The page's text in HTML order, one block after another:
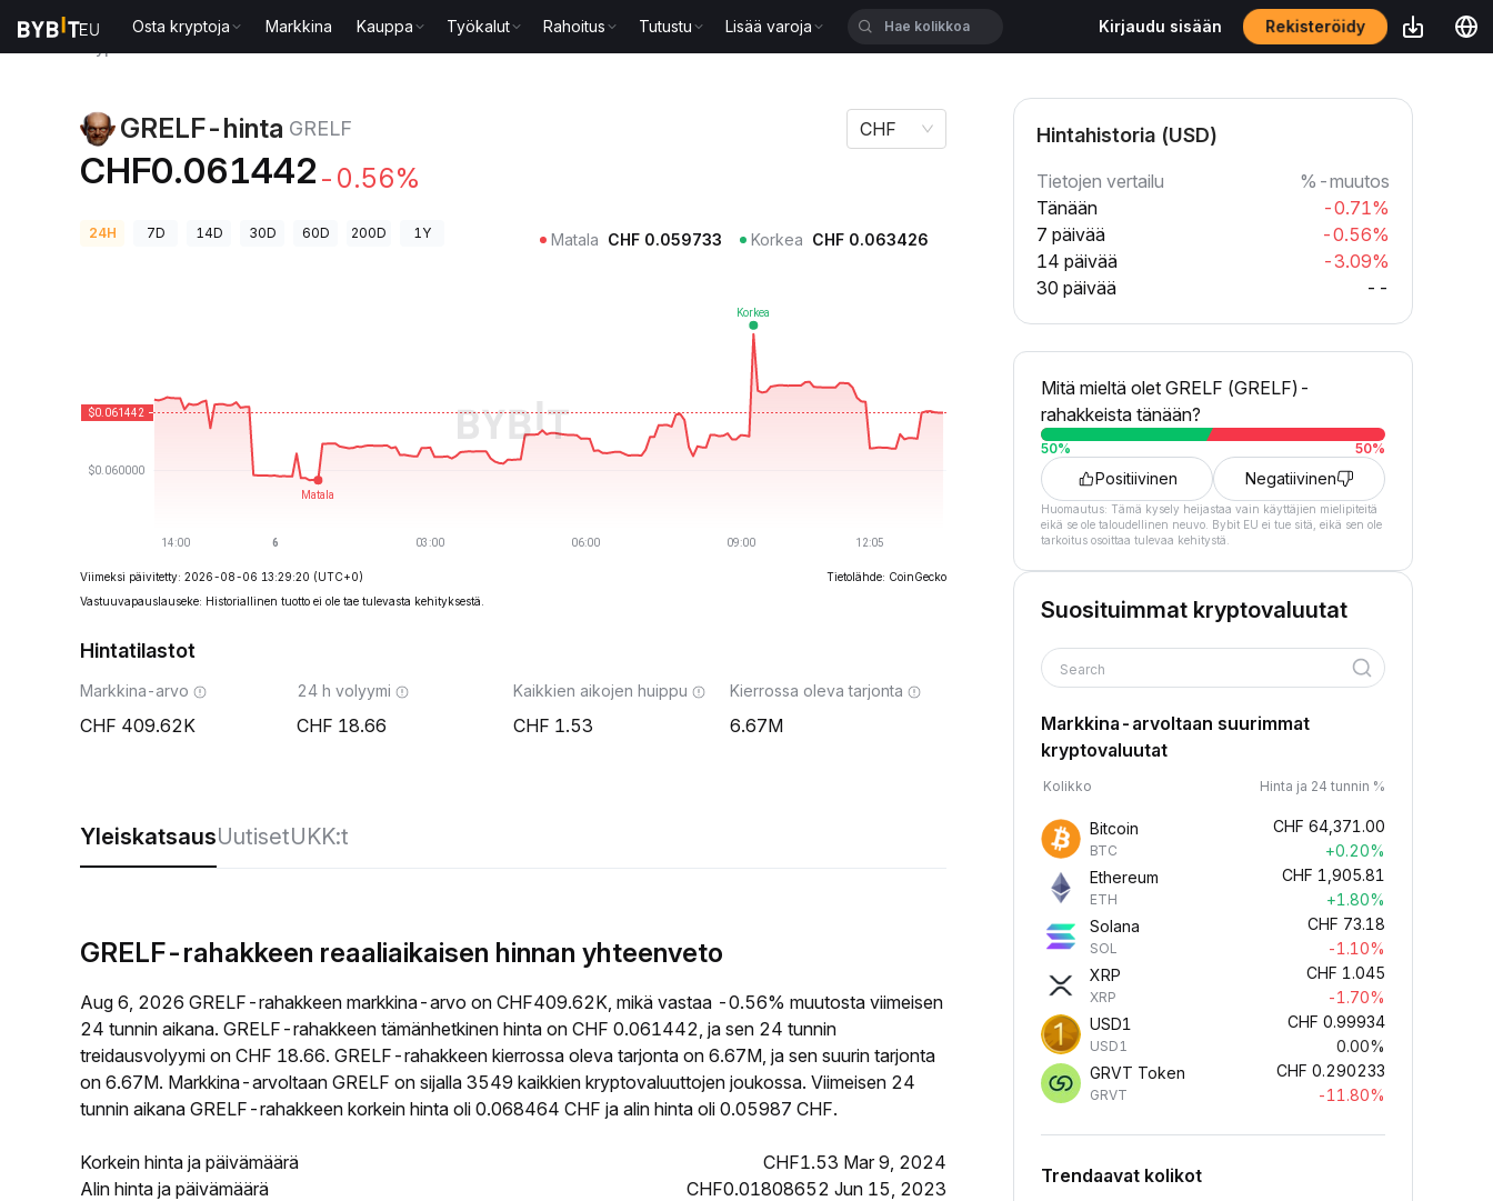
Osta kryptoja Markkina Kauppa Työkalut Rahoitus Tutustu Lisää varoja Kirjaudu sisään Rekisteröidy
GRELF-hinta GRELF
CHF0.061442 -0.56%
CHF
24H 7D 14D 30D 60D 200D 1Y Matala CHF 0.059733 Korkea CHF 0.063426
Viimeksi päivitetty: 2026-08-06 13:29:20 (UTC+0)
Tietolähde: CoinGecko
Vastuuvapauslauseke: Historiallinen tuotto ei ole tae tulevasta kehityksestä.
Hintatilastot
Markkina-arvo
409.62K
24 h volyymi
18.66
Kaikkien aikojen huippu
1.53
Kierrossa oleva tarjonta
6.67M
YleiskatsausUutisetUKK:t
GRELF-rahakkeen reaaliaikaisen hinnan yhteenveto
Aug 6, 2026 GRELF-rahakkeen markkina-arvo on CHF409.62K, mikä vastaa -0.56% muutosta viimeisen
24 tunnin aikana. GRELF-rahakkeen tämänhetkinen hinta on CHF 0.061442, ja sen 24 tunnin
treidausvolyymi on CHF 18.66. GRELF-rahakkeen kierrossa oleva tarjonta on 6.67M, ja sen suurin tarjonta
on 6.67M. Markkina-arvoltaan GRELF on sijalla 3549 kaikkien kryptovaluuttojen joukossa. Viimeisen 24
tunnin aikana GRELF-rahakkeen korkein hinta oli 0.068464 CHF ja alin hinta oli 0.05987 CHF.
Korkein hinta ja päivämäärä
CHF1.53 Mar 9, 2024
Alin hinta ja päivämäärä
CHF0.01808652 Jun 15, 2023
Hintahistoria (USD)
Tietojen vertailu
%-muutos
Tänään
-0.71%
7 päivää
-0.56%
14 päivää
-3.09%
30 päivää
--
Mitä mieltä olet GRELF (GRELF)-
rahakkeista tänään?
50% 50%
Positiivinen Negatiivinen
Huomautus: Tämä kysely heijastaa vain käyttäjien mielipiteitä
eikä se ole taloudellinen neuvo. Bybit EU ei tue sitä, eikä sen ole
tarkoitus osoittaa tulevaa kehitystä.
Suosituimmat kryptovaluutat
Search
Markkina-arvoltaan suurimmat
kryptovaluutat
Kolikko Hinta ja 24 tunnin %
Bitcoin
BTC
CHF 64,371.00
+0.20%
Ethereum
ETH
CHF 1,905.81
+1.80%
Solana
SOL
CHF 73.18
-1.10%
XRP
XRP
CHF 1.045
-1.70%
USD1
USD1
CHF 0.99934
0.00%
GRVT Token
GRVT
CHF 0.290233
-11.80%
Trendaavat kolikot